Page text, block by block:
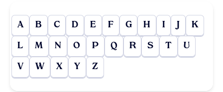
A B C D E F G H I J K
L M N O P Q R S T U
V W X Y Z